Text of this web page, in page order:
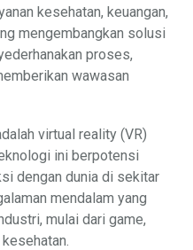
kesehatan, keuangan,
mengembangkan solusi
proses,
wawasan
virtual reality (VR)
ini berpotensi
dengan dunia di sekitar
mendalam yang
mulai dari game,